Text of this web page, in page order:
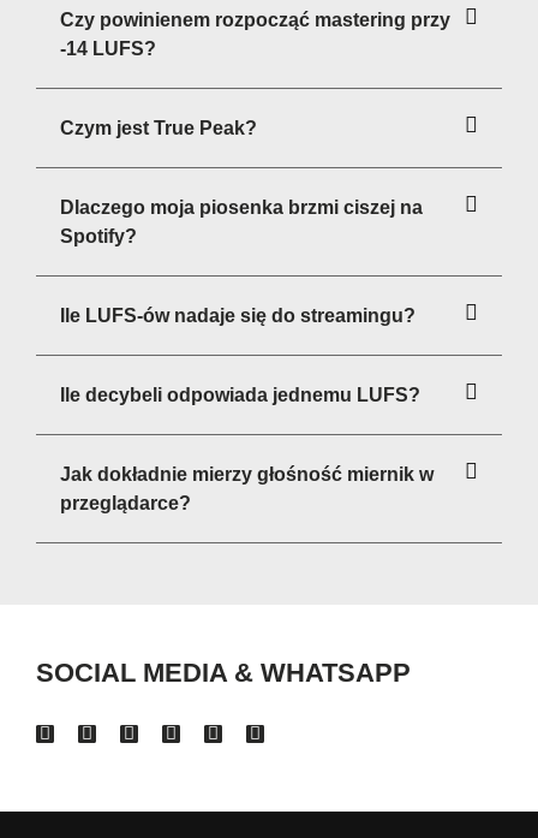
Czy powinienem rozpocząć mastering przy
-14 LUFS?
Czym jest True Peak?
Dlaczego moja piosenka brzmi ciszej na
Spotify?
Ile LUFS-ów nadaje się do streamingu?
Ile decybeli odpowiada jednemu LUFS?
Jak dokładnie mierzy głośność miernik w
przeglądarce?
SOCIAL MEDIA & WHATSAPP